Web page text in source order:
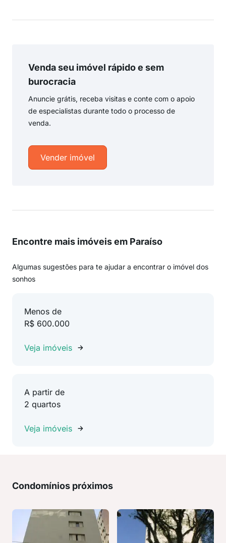
Venda seu imóvel rápido e sem
burocracia
Anuncie grátis, receba visitas e conte com o apoio
de especialistas durante todo o processo de
venda.
Vender imóvel
Encontre mais imóveis em Paraíso
Algumas sugestões para te ajudar a encontrar o imóvel dos
sonhos
Menos de
R$ 600.000
Veja imóveis
A partir de
2 quartos
Veja imóveis
Condomínios próximos